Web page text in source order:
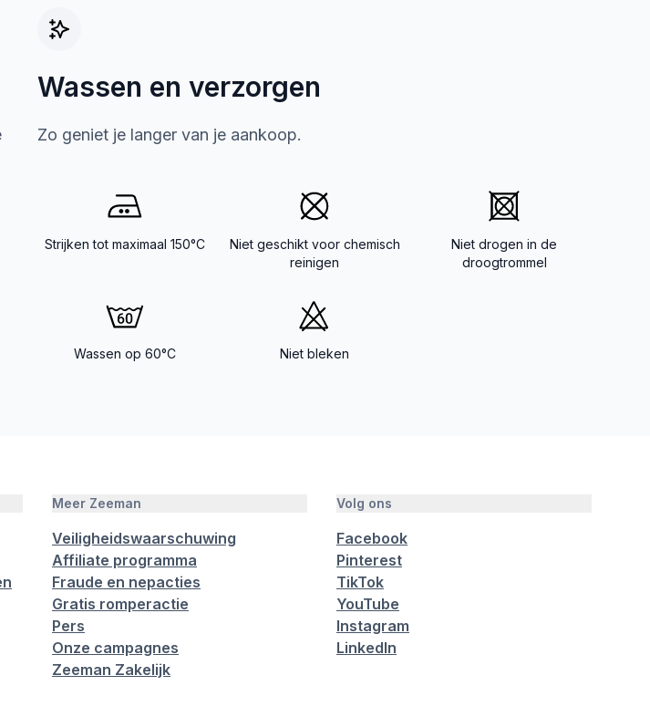
Wassen en verzorgen
Zo geniet je langer van je aankoop.
Strijken tot maximaal 150°C
Niet geschikt voor chemisch
reinigen
Niet drogen in de
droogtrommel
Wassen op 60°C Niet bleken
Meer Zeeman
Veiligheidswaarschuwing
Affiliate programma
Fraude en nepacties
Gratis romperactie
Pers
Onze campagnes
Zeeman Zakelijk
Volg ons
Facebook
Pinterest
TikTok
YouTube
Instagram
LinkedIn